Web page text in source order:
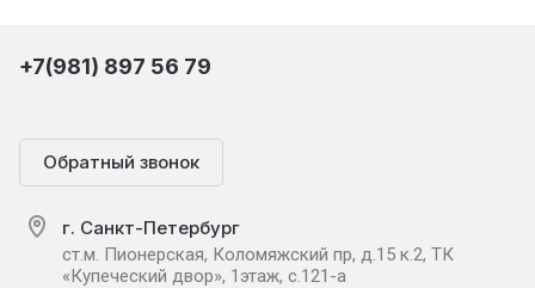
+7(981) 897 56 79
Обратный звонок
г. Санкт-Петербург
ст.м. Пионерская, Коломяжский пр, д.15 к.2, ТК
«Купеческий двор», 1этаж, с.121-а